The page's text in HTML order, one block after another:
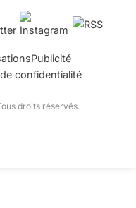
Publicité
confidentialité
droits réservés.